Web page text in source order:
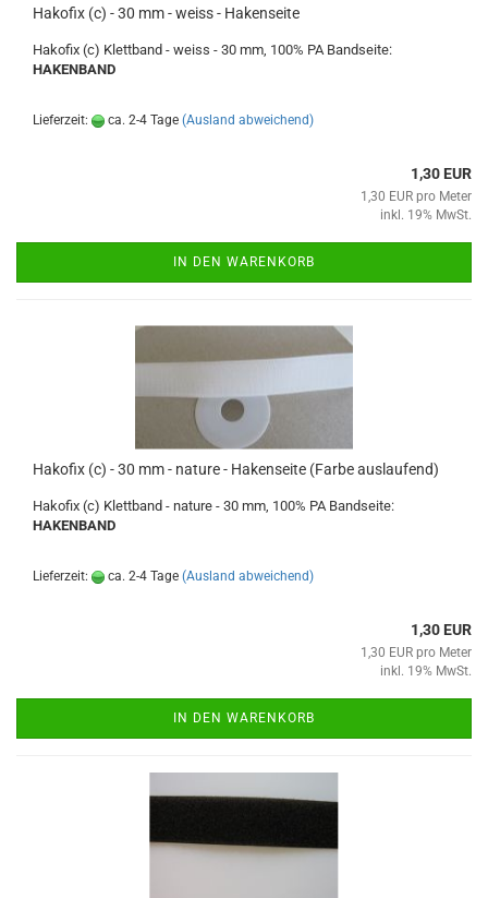
Hakofix (c) - 30 mm - weiss - Hakenseite
Hakofix (c) Klettband - weiss - 30 mm, 100% PA Bandseite:
HAKENBAND
Lieferzeit: ca. 2-4 Tage (Ausland abweichend)
1,30 EUR
1,30 EUR pro Meter
inkl. 19% MwSt.
IN DEN WARENKORB
Hakofix (c) - 30 mm - nature - Hakenseite (Farbe auslaufend)
Hakofix (c) Klettband - nature - 30 mm, 100% PA Bandseite:
HAKENBAND
Lieferzeit: ca. 2-4 Tage (Ausland abweichend)
1,30 EUR
1,30 EUR pro Meter
inkl. 19% MwSt.
IN DEN WARENKORB